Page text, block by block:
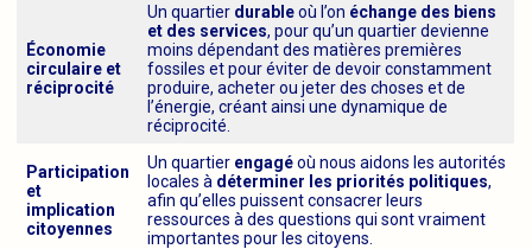
Économie
circulaire et
réciprocité
Un quartier durableoù l’on échange des biens
et des services, pour qu’un quartier devienne
moins dépendant des matières premières
fossiles et pour éviter de devoir constamment
produire, acheter ou jeter des choses et de
l’énergie, créant ainsi une dynamique de
réciprocité.
Participation
et
implication
citoyennes
Un quartier engagéoù nous aidons les autorités
locales à déterminer les priorités politiques,
afin qu’elles puissent consacrer leurs
ressources à des questions qui sont vraiment
importantes pour les citoyens.